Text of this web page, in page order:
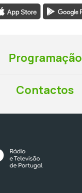
Programação
Contactos